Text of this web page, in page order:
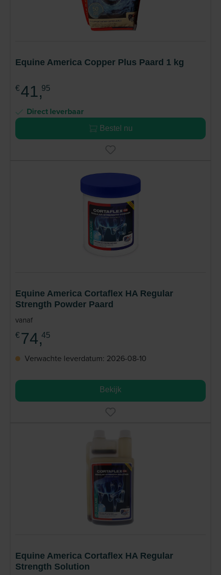
Equine America Copper Plus Paard 1 kg
€ 41,95
Direct leverbaar
Bestel nu
Equine America Cortaflex HA Regular
Strength Powder Paard
vanaf
€ 74,45
Verwachte leverdatum: 2026-08-10
Bekijk
Equine America Cortaflex HA Regular
Strength Solution